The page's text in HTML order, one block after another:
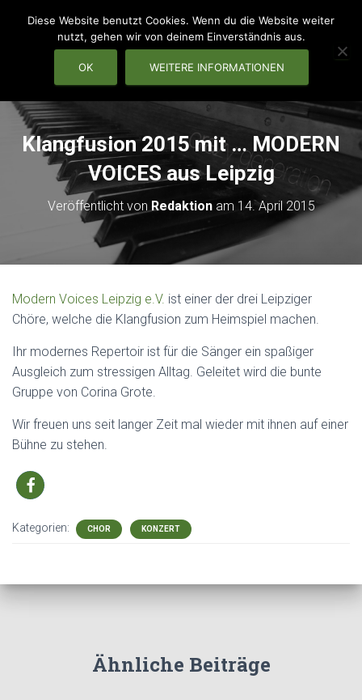
Klangfusion 2015 mit … MODERN
VOICES aus Leipzig
Veröffentlicht von Redaktionam 14. April 2015
Modern Voices Leipzig e.V. ist einer der drei Leipziger
Chöre, welche die Klangfusion zum Heimspiel machen.
Ihr modernes Repertoir ist für die Sänger ein spaßiger
Ausgleich zum stressigen Alltag. Geleitet wird die bunte
Gruppe von Corina Grote.
Wir freuen uns seit langer Zeit mal wieder mit ihnen auf einer
Bühne zu stehen.
Kategorien: CHOR KONZERT
Ähnliche Beiträge
Diese Website benutzt Cookies. Wenn du die Website weiter
nutzt, gehen wir von deinem Einverständnis aus.
OK WEITERE INFORMATIONEN